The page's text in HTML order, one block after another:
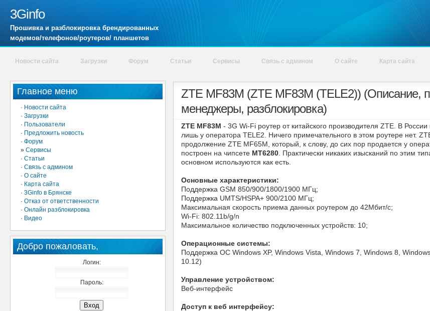
3Ginfo
Прошивка и разблокировка брендированных
модемов/телефонов/роутеров/ планшетов
Новости сайта Загрузки Форум Статьи Сервисы Связь с админом О сайте Карта сайта
Главное меню
· Новости сайта
· Загрузки
· Пользователи
· Предложить новость
· Форум
» Сервисы
· Статьи
· Связь с админом
· О сайте
· Карта сайта
· 3Ginfo в Брянске
· Отказ от ответственности
· Онлайн разблокировка
· Видео
Добро пожаловать,
Логин:
Пароль:
ZTE MF83M (ZTE MF83M (TELE2)) (Описание,
менеджеры, разблокировка)
ZTE MF83M - 3G Wi-Fi роутер от китайского производителя ZTE. В
лишь у оператора TELE2. Ничего примечательного в этом роутере нет.
продолжение ZTE MF65M, который, к слову, до сих пор продается у
построен на чипсете MT6280 . Практически никаких изысканий по этим
основном используются как есть.
Основные характеристики:
Поддержка GSM 850/900/1800/1900 МГц;
Поддержка UMTS/HSPA+ 900/2100 МГц;
Максимальная скорость приема данных роутером до 42Мбит/c;
Wi-Fi: 802.11b/g/n
Максимальное количество подключенных устройств: 10;
Операционные системы:
Поддержка OC Windows XP, Windows Vista, Windows 7, Windows 8,
10.12)
Управление устройством:
Веб-интерфейс
Доступ к веб интерфейсу: